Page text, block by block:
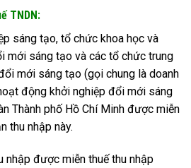
TNDN:
sáng tạo, tổ chức khoa học và
mới sáng tạo và các tổ chức trung
mới sáng tạo (gọi chung là doanh
động khởi nghiệp đổi mới sáng
Thành phố Hồ Chí Minh được miễn
thu nhập này.
nhập được miễn thuế thu nhập